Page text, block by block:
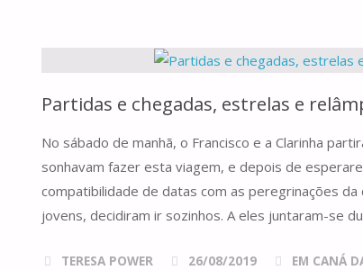
O
ACAMPAMENTO
DE
CANÁ!"
Partidas e chegadas, estrelas e
No sábado de manhã, o Francisco e a Clarinha
sonhavam fazer esta viagem, e depois de
compatibilidade de datas com as peregrinações
jovens, decidiram ir sozinhos. A eles juntaram-se
TERESA POWER 26/08/2019 EM CANÁ